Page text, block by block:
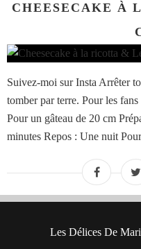
CHEESECAKE À
Suivez-moi sur Insta Arrêter
tomber par terre. Pour les
Pour un gâteau de 20 cm
minutes Repos : Une nuit
Les Délices De